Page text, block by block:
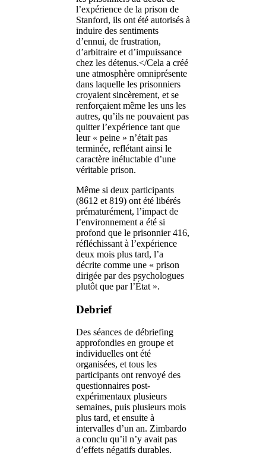
l’expérience de la prison de
Stanford, ils ont été autorisés à
induire des sentiments
d’ennui, de frustration,
d’arbitraire et d’impuissance
chez les détenus.</Cela a créé
une atmosphère omniprésente
dans laquelle les prisonniers
croyaient sincèrement, et se
renforçaient même les uns les
autres, qu’ils ne pouvaient pas
quitter l’expérience tant que
leur « peine » n’était pas
terminée, reflétant ainsi le
caractère inéluctable d’une
véritable prison.
Même si deux participants
(8612 et 819) ont été libérés
prématurément, l’impact de
l’environnement a été si
profond que le prisonnier 416,
réfléchissant à l’expérience
deux mois plus tard, l’a
décrite comme une « prison
dirigée par des psychologues
plutôt que par l’État ».
Debrief
Des séances de débriefing
approfondies en groupe et
individuelles ont été
organisées, et tous les
participants ont renvoyé des
questionnaires post-
expérimentaux plusieurs
semaines, puis plusieurs mois
plus tard, et ensuite à
intervalles d’un an. Zimbardo
a conclu qu’il n’y avait pas
d’effets négatifs durables.